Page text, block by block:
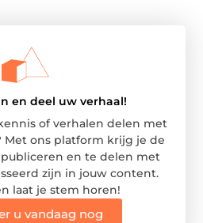
en deel uw verhaal!
of verhalen delen met
ons platform krijg je de
en te delen met
zijn in jouw content.
laat je stem horen!
u vandaag nog